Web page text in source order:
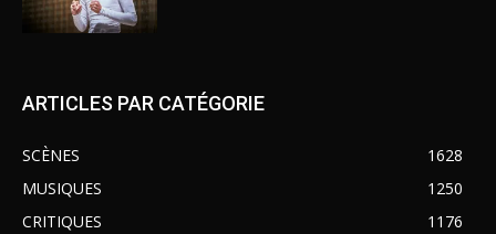
ARTICLES PAR CATÉGORIE
SCÈNES
1628
MUSIQUES
1250
CRITIQUES
1176